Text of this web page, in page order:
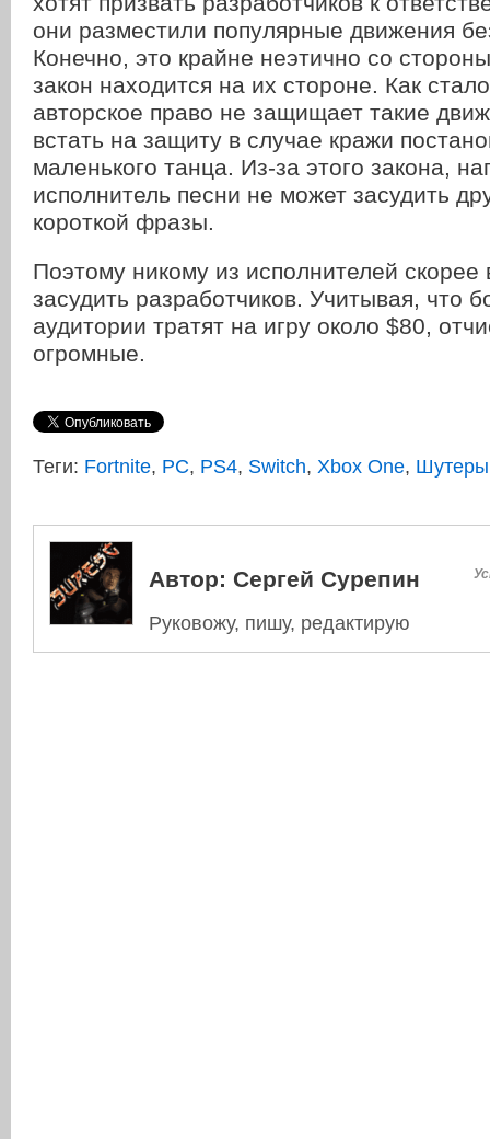
они разместили популярные движения
Конечно, это крайне неэтично со
закон находится на их стороне. Как
авторское право не защищает такие
встать на защиту в случае кражи
маленького танца. Из-за этого закона,
исполнитель песни не может засудить
короткой фразы.
Поэтому никому из исполнителей скорее
засудить разработчиков. Учитывая, что
аудитории тратят на игру около $80,
огромные.
Теги: Fortnite, PC, PS4, Switch, Xbox One, Шутеры
Автор: Сергей Сурепин
Руковожу, пишу, редактирую